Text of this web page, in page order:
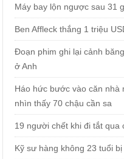
Máy bay lộn ngược sau 31
Ben Affleck thắng 1 triệu
Đoạn phim ghi lại cảnh
ở Anh
Háo hức bước vào căn nhà
nhìn thấy 70 chậu cần sa
19 người chết khi đi tắt qua
Kỹ sư hàng không 23 tuổi